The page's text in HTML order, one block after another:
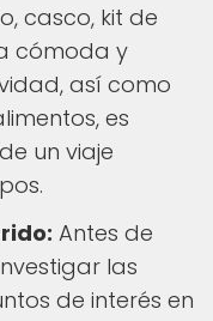
casco, kit de
cómoda y
así como
es
un viaje
Antes de
las
de interés en